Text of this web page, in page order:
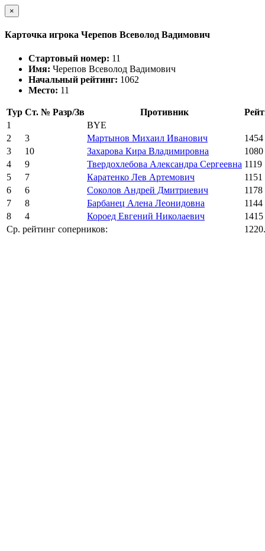
×
Карточка игрока Черепов Всеволод Вадимович
Стартовый номер: 11
Имя: Черепов Всеволод Вадимович
Начальный рейтинг: 1062
Место: 11
Тур Ст. № Разр/Зв Противник
1
BYE
2
3 Мартынов Михаил Иванович
1454
3
10 Захарова Кира Владимировна
1080
4
9 Твердохлебова Александра Сергеевна 1119
5
7 Каратенко Лев Артемович
1151
6
6 Соколов Андрей Дмитриевич
1178
7
8 Барбанец Алена Леонидовна
1144
8
4 Короед Евгений Николаевич
1415
Ср. рейтинг соперников: